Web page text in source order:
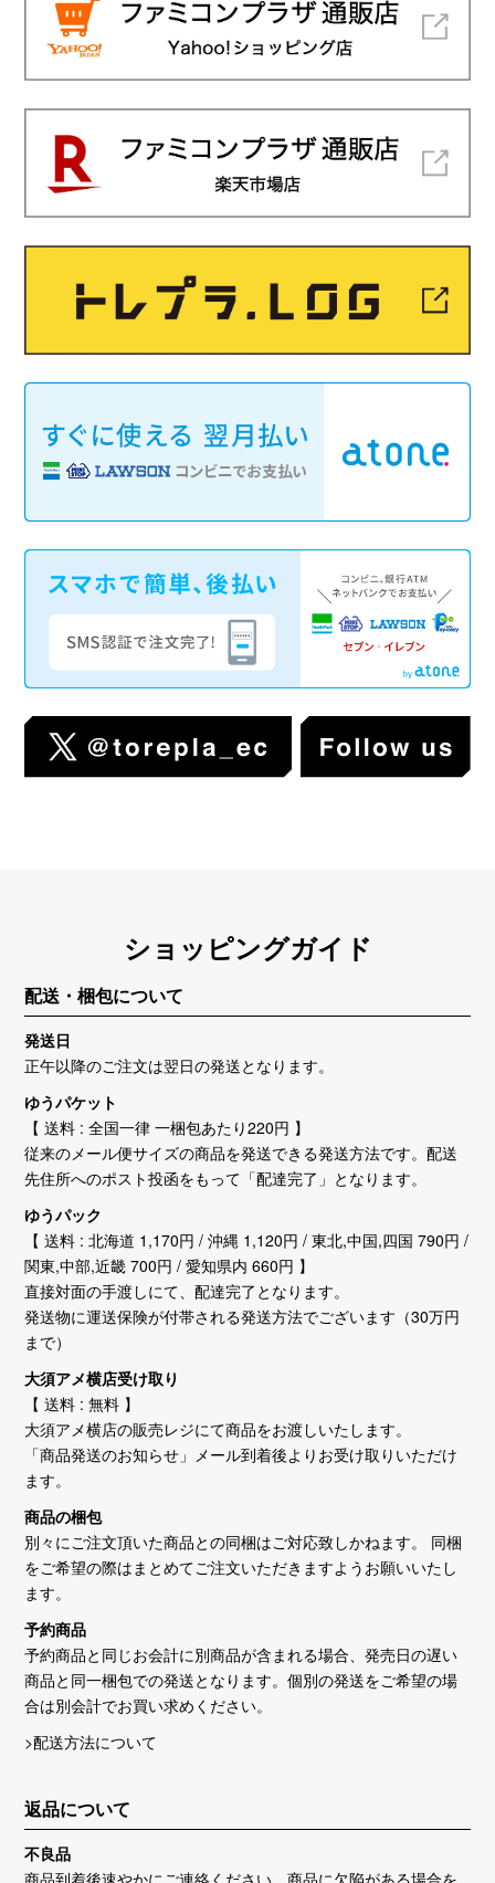
ショッピングガイド
配送・梱包について
発送日
正午以降のご注文は翌日の発送となります。
ゆうパケット
【 送料 : 全国一律 一梱包あたり220円 】
従来のメール便サイズの商品を発送できる発送方法です。配送
先住所へのポスト投函をもって「配達完了」となります。
ゆうパック
【 送料 : 北海道 1,170円 / 沖縄 1,120円 / 東北,中国,四国 790円 /
関東,中部,近畿 700円 / 愛知県内 660円 】
直接対面の手渡しにて、配達完了となります。
発送物に運送保険が付帯される発送方法でございます（30万円
まで）
大須アメ横店受け取り
【 送料 : 無料 】
大須アメ横店の販売レジにて商品をお渡しいたします。
「商品発送のお知らせ」メール到着後よりお受け取りいただけ
ます。
商品の梱包
別々にご注文頂いた商品との同梱はご対応致しかねます。 同梱
をご希望の際はまとめてご注文いただきますようお願いいたし
ます。
予約商品
予約商品と同じお会計に別商品が含まれる場合、発売日の遅い
商品と同一梱包での発送となります。個別の発送をご希望の場
合は別会計でお買い求めください。
>配送方法について
返品について
不良品
商品到着後速やかにご連絡ください。商品に欠陥がある場合を